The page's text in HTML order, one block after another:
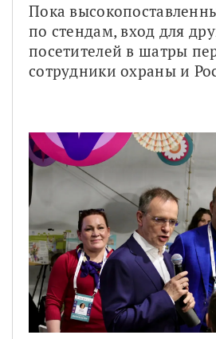
Пока
по стендам, вход для
посетителей в шатры
сотрудники охраны и